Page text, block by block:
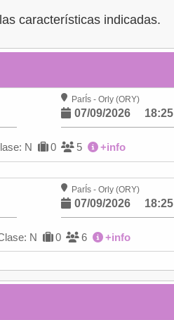
características indicadas.
ParÍs - Orly (ORY)
07/09/2026 18:25
N 0 5 +info
ParÍs - Orly (ORY)
07/09/2026 18:25
N 0 6 +info